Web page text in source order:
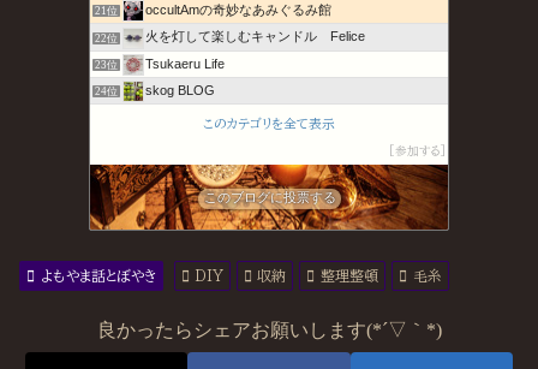
21位 occultAmの奇妙なあみぐるみ館
22位 火を灯して楽しむキャンドル Felice
23位 Tsukaeru Life
24位 skog BLOG
K’sクローゼット
27位 みすず工房ダイアリー - ビーズ作家が日々思うこと -
28位 HandmadeFelt*Ohanarico*
このカテゴリを全て表示
参加する
このブログに投票する
よもやま話とぼやき DIY 収納 整理整頓 毛糸
良かったらシェアお願いします(*´▽｀*)